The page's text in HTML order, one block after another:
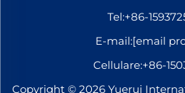
Tel:+86-
E-mail:[email
Cellulare:+86-
Copyright © 2026 Yuerui